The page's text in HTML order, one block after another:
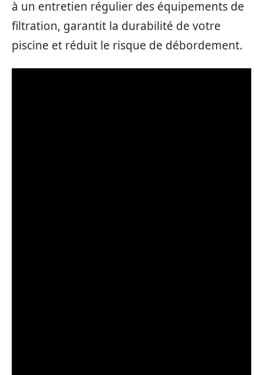
à un entretien régulier des équipements de
filtration, garantit la durabilité de votre
piscine et réduit le risque de débordement.